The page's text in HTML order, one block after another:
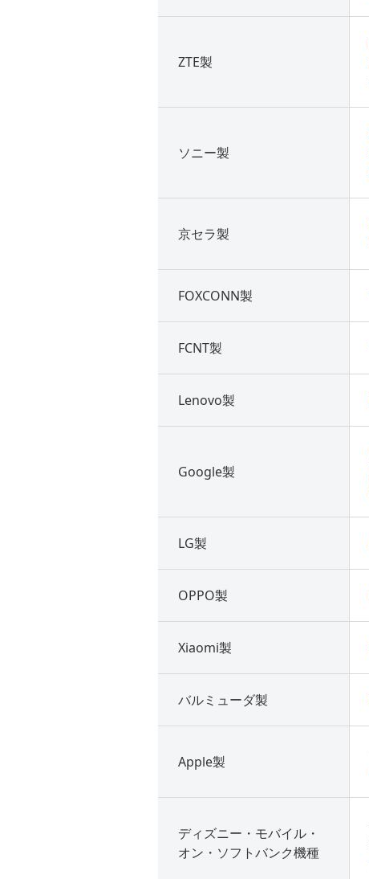
ZTE製
ソニー製
京セラ製
FOXCONN製
FCNT製
Lenovo製
Google製
LG製
OPPO製
Xiaomi製
バルミューダ製
Apple製
ディズニー・モバイル・
オン・ソフトバンク機種